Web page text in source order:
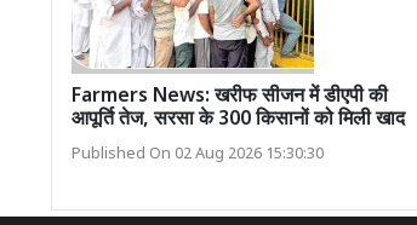
Farmers News: खरीफ सीजन में डीएपी की
आपूर्ति तेज, सरसा के 300 किसानों को मिली खाद
Published On 02 Aug 2026 15:30:30